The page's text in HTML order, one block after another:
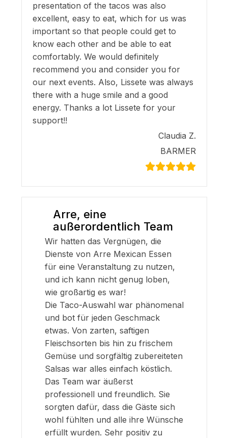
presentation of the tacos was also
excellent, easy to eat, which for us was
important so that people could get to
know each other and be able to eat
comfortably. We would definitely
recommend you and consider you for
our next events. Also, Lissete was always
there with a huge smile and a good
energy. Thanks a lot Lissete for your
support!!
Claudia Z.
BARMER
Arre, eine
außerordentlich Team
Wir hatten das Vergnügen, die
Dienste von Arre Mexican Essen
für eine Veranstaltung zu nutzen,
und ich kann nicht genug loben,
wie großartig es war!
Die Taco-Auswahl war phänomenal
und bot für jeden Geschmack
etwas. Von zarten, saftigen
Fleischsorten bis hin zu frischem
Gemüse und sorgfältig zubereiteten
Salsas war alles einfach köstlich.
Das Team war äußerst
professionell und freundlich. Sie
sorgten dafür, dass die Gäste sich
wohl fühlten und alle ihre Wünsche
erfüllt wurden. Sehr positiv zu